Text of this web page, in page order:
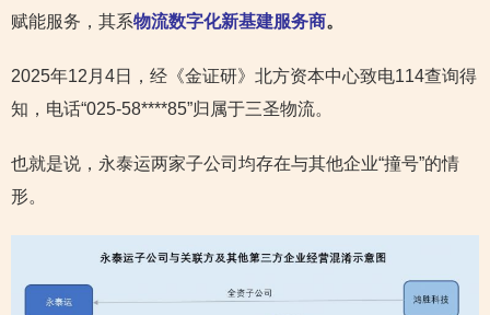
赋能服务，其系物流数字化新基建服务商。
2025年12月4日，经《金证研》北方资本中心致电114查询得
知，电话“025-58****85”归属于三圣物流。
也就是说，永泰运两家子公司均存在与其他企业“撞号”的情
形。